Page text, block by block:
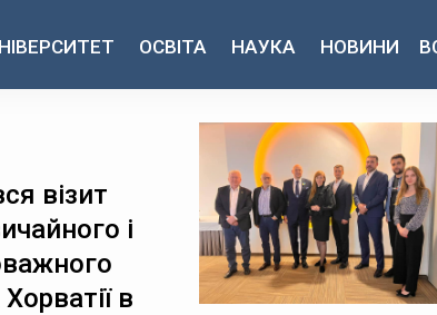
ОСВІТА НАУКА НОВИНИ
візит
і
в